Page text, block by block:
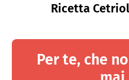
Ricetta
Per te, che